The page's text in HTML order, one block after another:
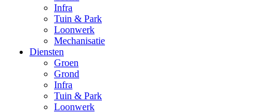
Infra
Tuin & Park
Loonwerk
Mechanisatie
Diensten
Groen
Grond
Infra
Tuin & Park
Loonwerk